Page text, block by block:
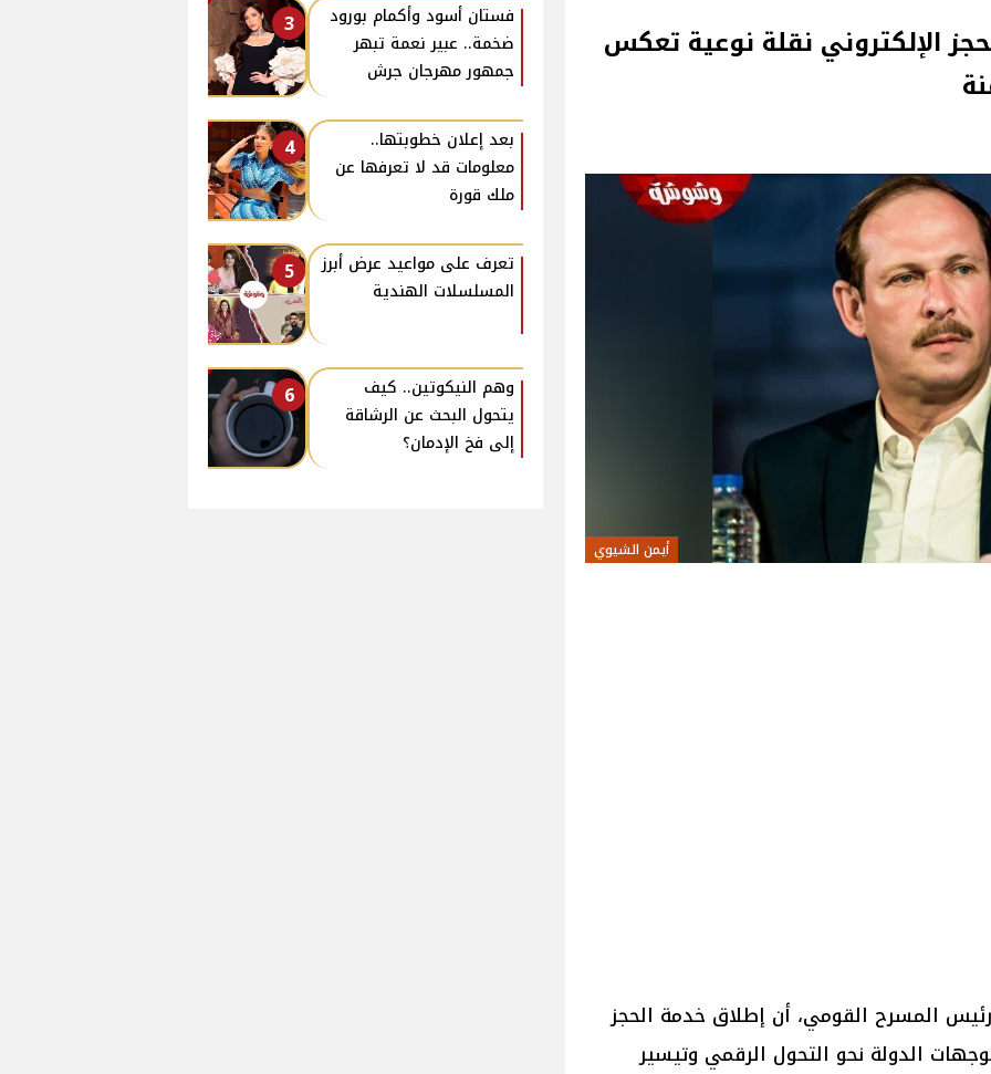
الإلكتروني نقلة نوعية تعكس
أيمن الشيوي
المسرح القومي، أن إطلاق خدمة الحجز
الدولة نحو التحول الرقمي وتيسير
3
فستان أسود وأكمام بورود
ضخمة.. عبير نعمة تبهر
جمهور مهرجان جرش
4
بعد إعلان خطوبتها..
معلومات قد لا تعرفها عن
ملك قورة
5
تعرف على مواعيد عرض أبرز
المسلسلات الهندية
6
وهم النيكوتين.. كيف
يتحول البحث عن الرشاقة
إلى فخ الإدمان؟